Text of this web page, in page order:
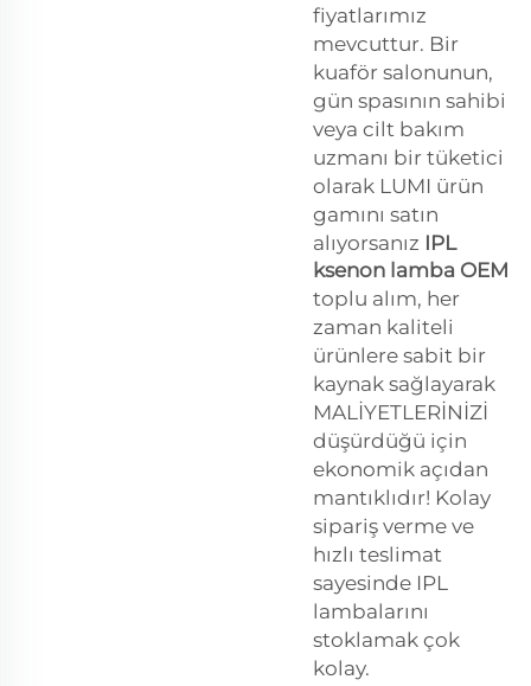
fiyatlarımız
mevcuttur. Bir
kuaför salonunun,
gün spasının sahibi
veya cilt bakım
uzmanı bir tüketici
olarak LUMI ürün
gamını satın
alıyorsanız IPL
ksenon lamba OEM
toplu alım, her
zaman kaliteli
ürünlere sabit bir
kaynak sağlayarak
MALİYETLERİNİZİ
düşürdüğü için
ekonomik açıdan
mantıklıdır! Kolay
sipariş verme ve
hızlı teslimat
sayesinde IPL
lambalarını
stoklamak çok
kolay.